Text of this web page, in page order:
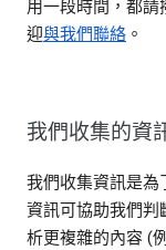
用一段時間，都
迎與我們聯絡 。
我們收集的資
我們收集資訊是為
資訊可協助我們判
析更複雜的內容 (